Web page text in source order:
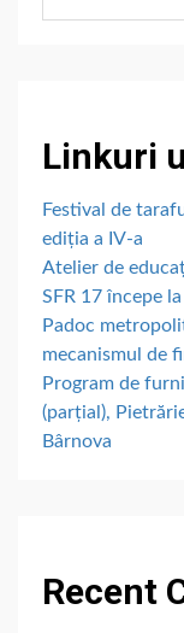
Linkuri
Festival de
ediția a IV-a
Atelier de
SFR 17 începe
Padoc
mecanismul de
Program de
(parțial),
Bârnova
Recent